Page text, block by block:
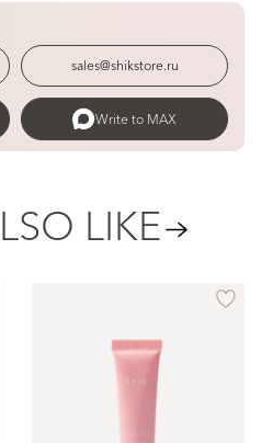
sales@shikstore.ru
Write to MAX
LIKE